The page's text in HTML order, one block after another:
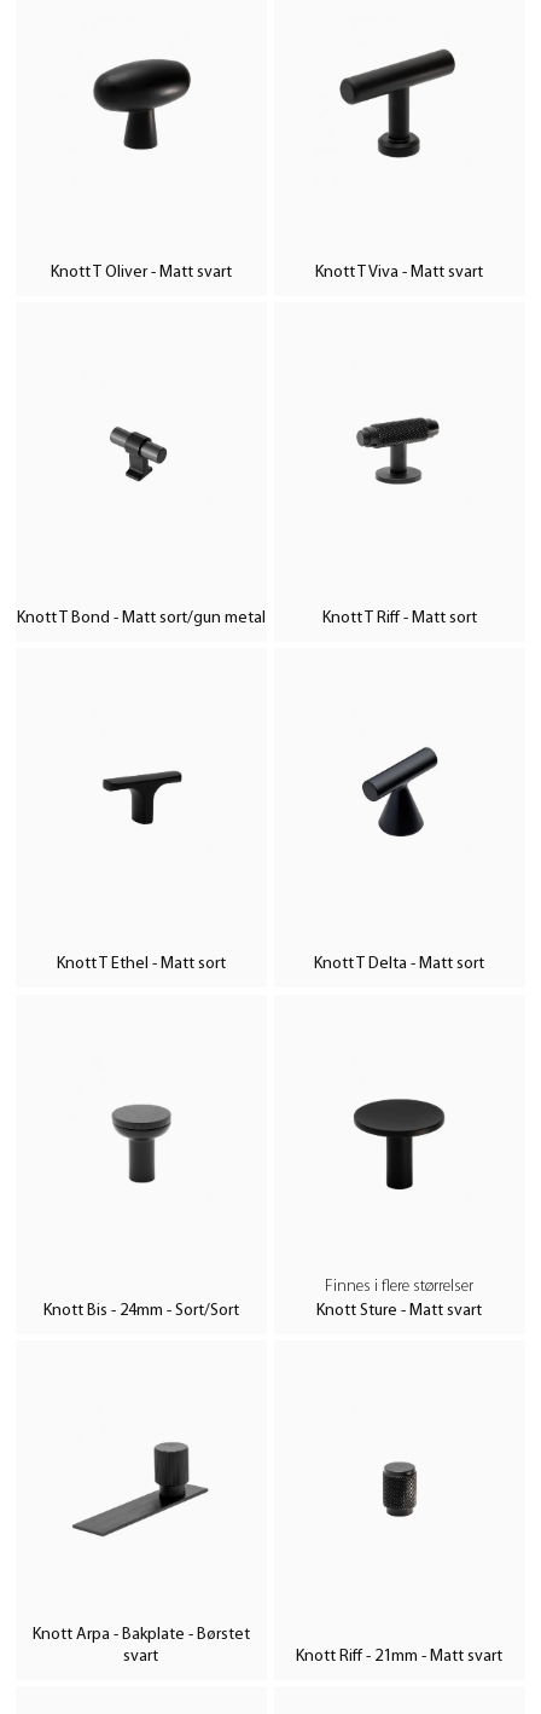
Knott T Oliver - Matt svart Knott T Viva - Matt svart
Knott T Bond - Matt sort/gun metal Knott T Riff - Matt sort
Knott T Ethel - Matt sort Knott T Delta - Matt sort
Knott Bis - 24mm - Sort/Sort
Finnes i flere størrelser
Knott Sture - Matt svart
Knott Arpa - Bakplate - Børstet
svart
Knott Riff - 21mm - Matt svart